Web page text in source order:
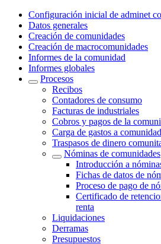
Configuración inicial de adminet
Datos generales
Creación de comunidades
Creación de macrocomunidades
Informes de la comunidad
Informes globales
Procesos
Recibos
Contadores de consumo
Facturas de industriales
Cobros y pagos de la
Carga de gastos a
Traspasos de dinero
Nóminas de comunidades
Introducción a
Fichas de datos de
Proceso de pago de
Certificado de
renta
Liquidaciones
Derramas
Presupuestos